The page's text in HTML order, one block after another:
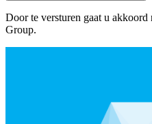
Door te versturen gaat u
Group.